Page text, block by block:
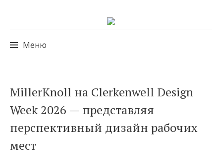
Меню
к
содержимому
MillerKnoll на Clerkenwell Design
Week 2026 — представляя
перспективный дизайн рабочих
мест